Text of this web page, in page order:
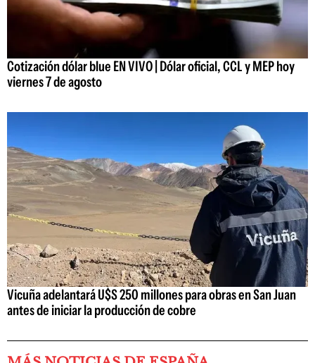
Cotización dólar blue EN VIVO | Dólar oficial, CCL y MEP hoy
viernes 7 de agosto
Vicuña adelantará U$S 250 millones para obras en San Juan
antes de iniciar la producción de cobre